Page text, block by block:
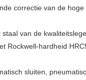
correctie van de
van de
Rockwell-hardheid
sluiten,